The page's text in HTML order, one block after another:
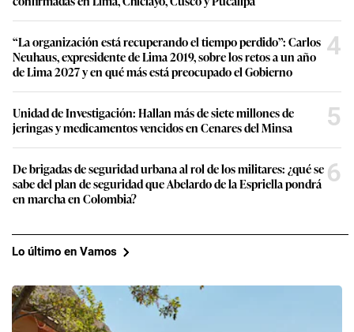
“La organización está recuperando el tiempo perdido”: Carlos
Neuhaus, expresidente de Lima 2019, sobre los retos a un año
de Lima 2027 y en qué más está preocupado el Gobierno
4
Unidad de Investigación: Hallan más de siete millones de
jeringas y medicamentos vencidos en Cenares del Minsa
5
De brigadas de seguridad urbana al rol de los militares: ¿qué se
sabe del plan de seguridad que Abelardo de la Espriella pondrá
en marcha en Colombia?
6
Lo último en Vamos